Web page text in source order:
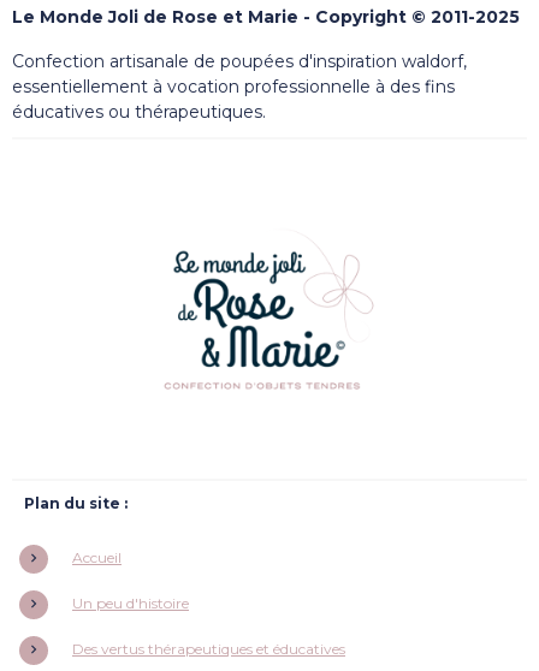
Le Monde Joli de Rose et Marie - Copyright © 2011-2025
Confection artisanale de poupées d'inspiration waldorf,
essentiellement à vocation professionnelle à des fins
éducatives ou thérapeutiques.
Plan du site :
Accueil
Un peu d'histoire
Des vertus thérapeutiques et éducatives